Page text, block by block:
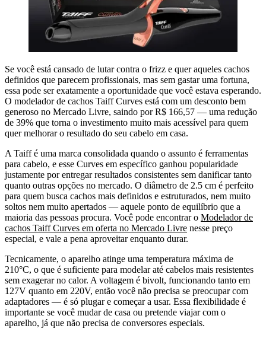
Se você está cansado de lutar contra o frizz e quer aqueles cachos
definidos que parecem profissionais, mas sem gastar uma fortuna,
essa pode ser exatamente a oportunidade que você estava esperando.
O modelador de cachos Taiff Curves está com um desconto bem
generoso no Mercado Livre, saindo por R$ 166,57 — uma redução
de 39% que torna o investimento muito mais acessível para quem
quer melhorar o resultado do seu cabelo em casa.
A Taiff é uma marca consolidada quando o assunto é ferramentas
para cabelo, e esse Curves em específico ganhou popularidade
justamente por entregar resultados consistentes sem danificar tanto
quanto outras opções no mercado. O diâmetro de 2.5 cm é perfeito
para quem busca cachos mais definidos e estruturados, nem muito
soltos nem muito apertados — aquele ponto de equilíbrio que a
maioria das pessoas procura. Você pode encontrar o Modelador de
cachos Taiff Curves em oferta no Mercado Livre nesse preço
especial, e vale a pena aproveitar enquanto durar.
Tecnicamente, o aparelho atinge uma temperatura máxima de
210°C, o que é suficiente para modelar até cabelos mais resistentes
sem exagerar no calor. A voltagem é bivolt, funcionando tanto em
127V quanto em 220V, então você não precisa se preocupar com
adaptadores — é só plugar e começar a usar. Essa flexibilidade é
importante se você mudar de casa ou pretende viajar com o
aparelho, já que não precisa de conversores especiais.